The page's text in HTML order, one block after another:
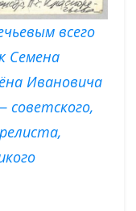
всего
Семена
Ивановича
советского,